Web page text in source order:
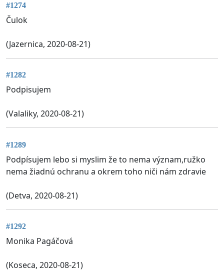
#1274
Čulok
(Jazernica, 2020-08-21)
#1282
Podpisujem
(Valaliky, 2020-08-21)
#1289
Podpísujem lebo si myslim že to nema význam,ružko
nema žiadnú ochranu a okrem toho niči nám zdravie
(Detva, 2020-08-21)
#1292
Monika Pagáčová
(Koseca, 2020-08-21)